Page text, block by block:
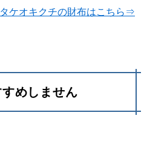
ケオキクチの財布はこちら⇒
めしません